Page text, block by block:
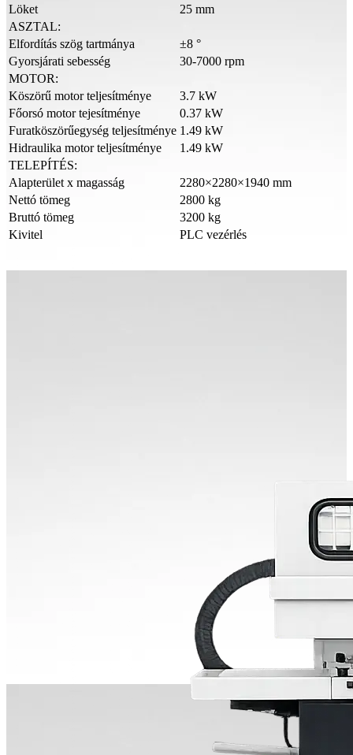
Löket
25 mm
ASZTAL:
Elfordítás szög tartmánya
±8 °
Gyorsjárati sebesség
30-7000 rpm
MOTOR:
Köszörű motor teljesítménye
3.7 kW
Főorsó motor tejesítménye
0.37 kW
Furatköszörűegység teljesítménye 1.49 kW
Hidraulika motor teljesítménye
1.49 kW
TELEPÍTÉS:
Alapterület x magasság
2280×2280×1940 mm
Nettó tömeg
2800 kg
Bruttó tömeg
3200 kg
Kivitel
PLC vezérlés